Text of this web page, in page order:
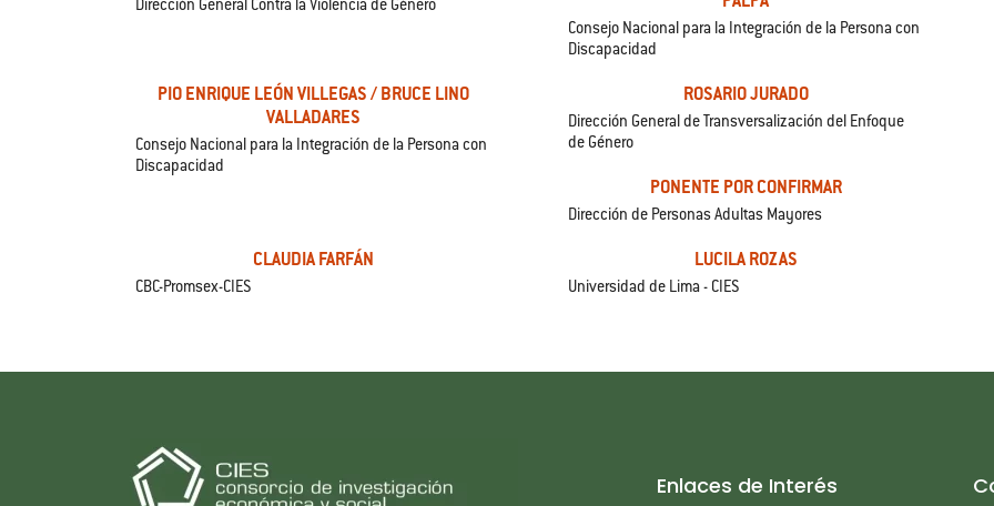
Dirección General Contra la Violencia de Género
Consejo Nacional para la Integración de la Persona con
Discapacidad
PIO ENRIQUE LEÓN VILLEGAS / BRUCE LINO
VALLADARES
Consejo Nacional para la Integración de la Persona con
Discapacidad
ROSARIO JURADO
Dirección General de Transversalización del Enfoque
de Género
PONENTE POR CONFIRMAR
Dirección de Personas Adultas Mayores
CLAUDIA FARFÁN
CBC-Promsex-CIES
LUCILA ROZAS
Universidad de Lima - CIES
Enlaces de Interés